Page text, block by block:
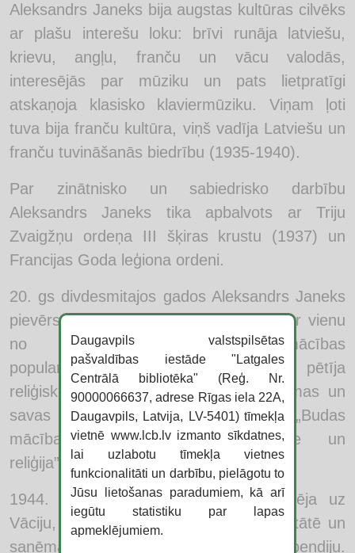
Aleksandrs Janeks bija augstas kultūras cilvēks
ar plašu interešu loku: brīvi runāja latviešu,
krievu, angļu, franču un vācu valodās,
interesējās par mūziku un pats lietpratīgi
atskaņoja klasisko klaviermūziku. Viņam ļoti
tuva bija franču kultūra, viņš vadīja Latviešu un
franču tuvināšanās biedrību (1935-1940).
Par zinātnisko un sabiedrisko darbību
Aleksandrs Janeks tika apbalvots ar Triju
Zvaigžņu ordeņa III šķiras krustu (1937) un
Francijas Goda leģiona ordeni.
20. gs divdesmitajos gados Aleksandrs Janeks
pievērsās reliģijas filozofijai un kļuva par vienu
no pirmajiem budisma mācības
popularizētājiem Latvijā. Zinātnieks pētīja
reliģiski filozofiskas un kultūras problēmas un
savas atziņas atspoguļoja grāmatās „Budas
mācības pamati” (1924), „Dzīve un
reliģija”(1924).
1944. gadā Aleksandrs Janeks emigrēja uz
Vāciju, kur strādāja Marburgas universitātē un
saņēma A. fon Humbolta fonda stipendiju.
Daugavpils valstspilsētas
pašvaldības iestāde "Latgales
Centrālā bibliotēka" (Reģ. Nr.
90000066637, adrese Rīgas iela 22A,
Daugavpils, Latvija, LV-5401) tīmekļa
vietnē www.lcb.lv izmanto sīkdatnes,
lai uzlabotu tīmekļa vietnes
funkcionalitāti un darbību, pielāgotu to
Jūsu lietošanas paradumiem, kā arī
iegūtu statistiku par lapas
apmeklējumiem.